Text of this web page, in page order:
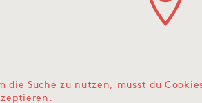
die Suche zu nutzen, musst du